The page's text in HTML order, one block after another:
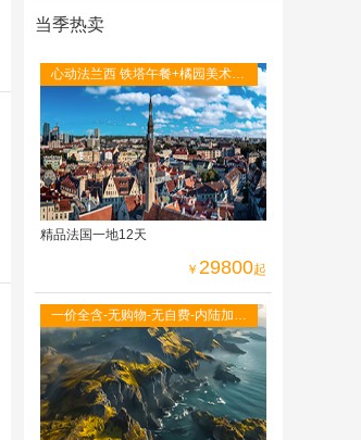
当季热卖
心动法兰西 铁塔午餐+橘园美术馆
+圣米歇尔山+图卢茨航空馆+卡尔
卡松城堡
精品法国一地12天
￥ 29800起
一价全含-无购物-无自费-内陆加飞
不走回头路-双点进出-峡湾游船-观
光小火车